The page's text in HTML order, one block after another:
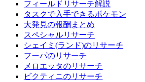
フィールドリサーチ解説
タスクで入手できるポケモン
大発見の報酬まとめ
スペシャルリサーチ
シェイミ(ランド)のリサーチ
フーパのリサーチ
メロエッタのリサーチ
ビクティニのリサーチ